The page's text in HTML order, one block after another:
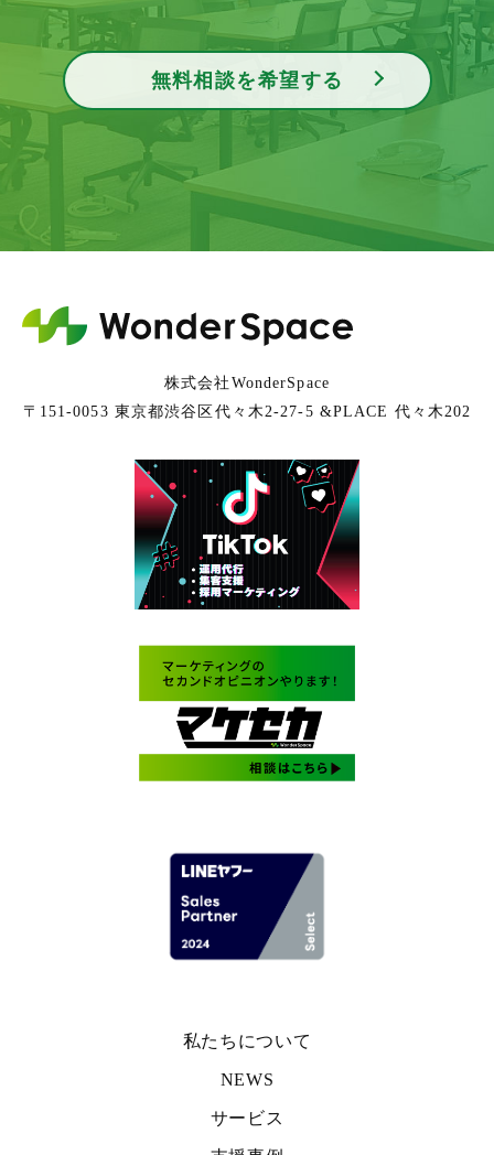
無料相談を希望する
株式会社WonderSpace
〒151-0053 東京都渋谷区代々木2-27-5 &PLACE 代々木202
私たちについて
NEWS
サービス